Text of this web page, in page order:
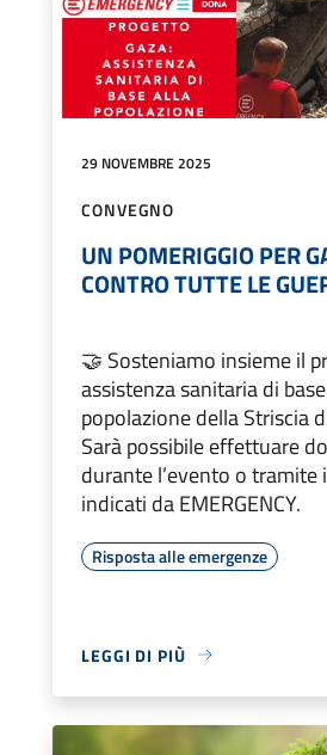
29 NOVEMBRE 2025
CONVEGNO
UN POMERIGGIO PER
CONTRO TUTTE LE
🤝 Sosteniamo insieme il
assistenza sanitaria di
popolazione della Striscia
Sarà possibile effettuare
durante l’evento o tramite
indicati da EMERGENCY.
Risposta alle emergenze
LEGGI DI PIÙ